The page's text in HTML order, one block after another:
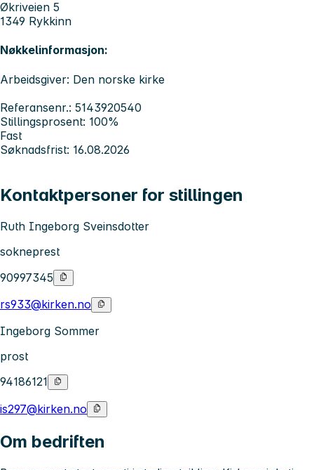
Økriveien 5
1349 Rykkinn
Nøkkelinformasjon:
Arbeidsgiver: Den norske kirke
Referansenr.: 5143920540
Stillingsprosent: 100%
Fast
Søknadsfrist: 16.08.2026
Kontaktpersoner for stillingen
Ruth Ingeborg Sveinsdotter
sokneprest
90997345
rs933@kirken.no
Ingeborg Sommer
prost
94186121
is297@kirken.no
Om bedriften